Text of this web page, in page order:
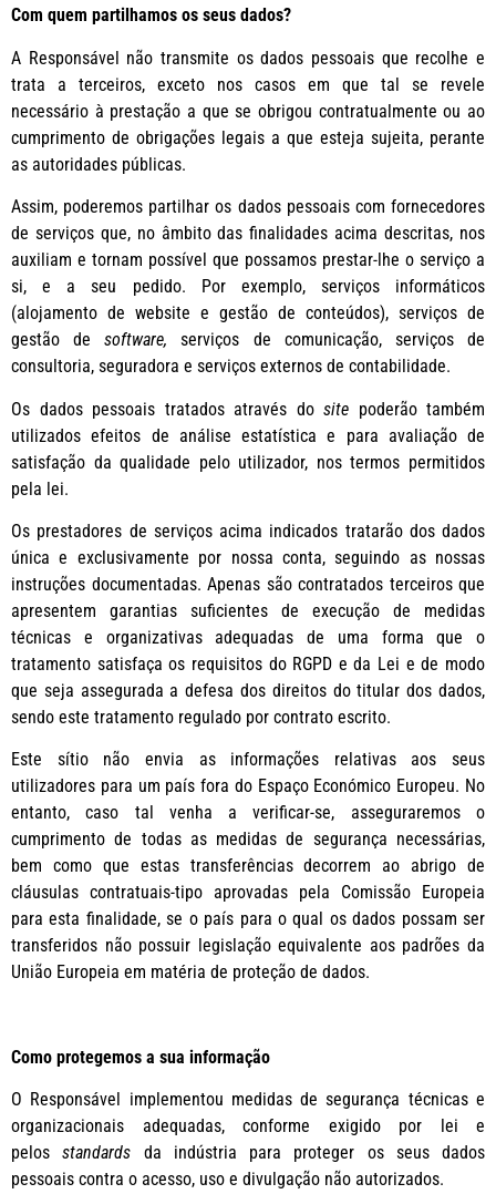
Com quem partilhamos os seus dados?
A Responsável não transmite os dados pessoais que recolhe e
trata a terceiros, exceto nos casos em que tal se revele
necessário à prestação a que se obrigou contratualmente ou ao
cumprimento de obrigações legais a que esteja sujeita, perante
as autoridades públicas.
Assim, poderemos partilhar os dados pessoais com fornecedores
de serviços que, no âmbito das finalidades acima descritas, nos
auxiliam e tornam possível que possamos prestar-lhe o serviço a
si, e a seu pedido. Por exemplo, serviços informáticos
(alojamento de website e gestão de conteúdos), serviços de
gestão desoftware, serviços de comunicação, serviços de
consultoria, seguradora e serviços externos de contabilidade.
Os dados pessoais tratados através do site poderão também
utilizados efeitos de análise estatística e para avaliação de
satisfação da qualidade pelo utilizador, nos termos permitidos
pela lei.
Os prestadores de serviços acima indicados tratarão dos dados
única e exclusivamente por nossa conta, seguindo as nossas
instruções documentadas. Apenas são contratados terceiros que
apresentem garantias suficientes de execução de medidas
técnicas e organizativas adequadas de uma forma que o
tratamento satisfaça os requisitos do RGPD e da Lei e de modo
que seja assegurada a defesa dos direitos do titular dos dados,
sendo este tratamento regulado por contrato escrito.
Este sítio não envia as informações relativas aos seus
utilizadores para um país fora do Espaço Económico Europeu. No
entanto, caso tal venha a verificar-se, asseguraremos o
cumprimento de todas as medidas de segurança necessárias,
bem como que estas transferências decorrem ao abrigo de
cláusulas contratuais-tipo aprovadas pela Comissão Europeia
para esta finalidade, se o país para o qual os dados possam ser
transferidos não possuir legislação equivalente aos padrões da
União Europeia em matéria de proteção de dados.
Como protegemos a sua informação
O Responsável implementou medidas de segurança técnicas e
organizacionais adequadas, conforme exigido por lei e
pelosstandards da indústria para proteger os seus dados
pessoais contra o acesso, uso e divulgação não autorizados.